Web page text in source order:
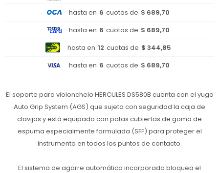
hasta en 6 cuotas de $ 689,70
hasta en 6 cuotas de $ 689,70
hasta en 12 cuotas de $ 344,85
hasta en 6 cuotas de $ 689,70
El soporte para violonchelo HERCULES DS580B cuenta con el yugo
Auto Grip System (AGS) que sujeta con seguridad la caja de
clavijas y está equipado con patas cubiertas de goma de
espuma especialmente formulada (SFF) para proteger el
instrumento en todos los puntos de contacto.
El sistema de agarre automático incorporado bloquea el